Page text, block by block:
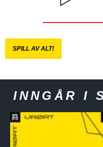
SPILL AV ALT!
INNGÅR I